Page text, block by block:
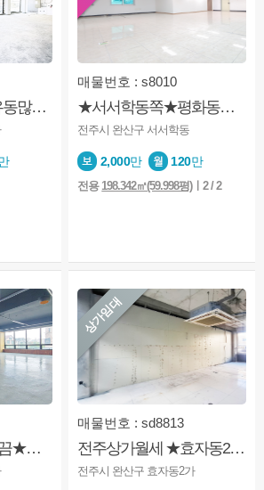
효자동 코너상가 유동많은 입지좋은 자리 가시성우수 상가 임대 / 실매물 / 상담환영
매물번호 : s8010
★서서학동쪽★평화동방향★사무실추천★가성비굿★룸2개★깔끔
전주시 완산구 서서학동
2,000만 120만
전용 198.342㎡(59.998평)ㅣ2 / 2
★넓은사무실★깔끔★탕비실완비★싱크대★채광굿
상가임대
매물번호 : sd8813
전주상가월세 ★효자동2가★1층★소매점★미용업★사무실★업종문의
전주시 완산구 효자동2가